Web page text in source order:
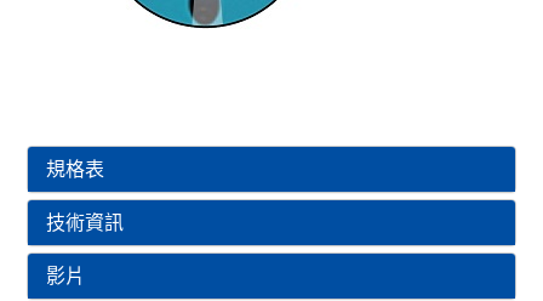
規格表
技術資訊
影片